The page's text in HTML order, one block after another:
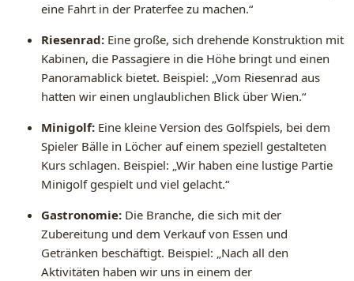
eine Fahrt in der Praterfee zu machen.“
Riesenrad: Eine große, sich drehende Konstruktion mit
Kabinen, die Passagiere in die Höhe bringt und einen
Panoramablick bietet. Beispiel: „Vom Riesenrad aus
hatten wir einen unglaublichen Blick über Wien.“
Minigolf: Eine kleine Version des Golfspiels, bei dem
Spieler Bälle in Löcher auf einem speziell gestalteten
Kurs schlagen. Beispiel: „Wir haben eine lustige Partie
Minigolf gespielt und viel gelacht.“
Gastronomie: Die Branche, die sich mit der
Zubereitung und dem Verkauf von Essen und
Getränken beschäftigt. Beispiel: „Nach all den
Aktivitäten haben wir uns in einem der